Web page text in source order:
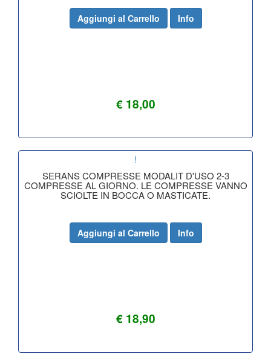
€ 18,00
Aggiungi al Carrello Info
!
SERANS COMPRESSE MODALIT D'USO 2-3
COMPRESSE AL GIORNO. LE COMPRESSE VANNO
SCIOLTE IN BOCCA O MASTICATE.
€ 18,90
Aggiungi al Carrello Info